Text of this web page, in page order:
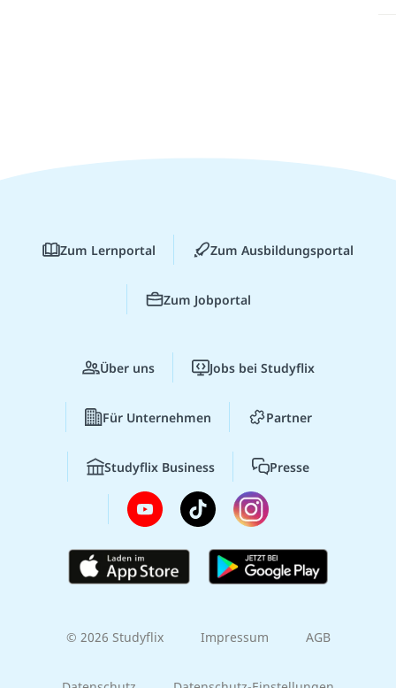
Zum Lernportal Zum Ausbildungsportal
Zum Jobportal
Über uns Jobs bei Studyflix
Für Unternehmen Partner
Studyflix Business Presse
© 2026 Studyflix Impressum AGB